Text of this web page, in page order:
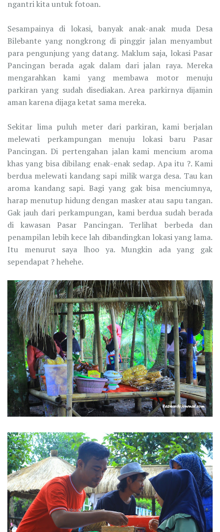
ngantri kita untuk fotoan.
Sesampainya di lokasi, banyak anak-anak muda Desa
Bilebante yang nongkrong di pinggir jalan menyambut
para pengunjung yang datang. Maklum saja, lokasi Pasar
Pancingan berada agak dalam dari jalan raya. Mereka
mengarahkan kami yang membawa motor menuju
parkiran yang sudah disediakan. Area parkirnya dijamin
aman karena dijaga ketat sama mereka.
Sekitar lima puluh meter dari parkiran, kami berjalan
melewati perkampungan menuju lokasi baru Pasar
Pancingan. Di pertengahan jalan kami mencium aroma
khas yang bisa dibilang enak-enak sedap. Apa itu ?. Kami
berdua melewati kandang sapi milik warga desa. Tau kan
aroma kandang sapi. Bagi yang gak bisa menciumnya,
harap menutup hidung dengan masker atau sapu tangan.
Gak jauh dari perkampungan, kami berdua sudah berada
di kawasan Pasar Pancingan. Terlihat berbeda dan
penampilan lebih kece lah dibandingkan lokasi yang lama.
Itu menurut saya lhoo ya. Mungkin ada yang gak
sependapat ? hehehe.